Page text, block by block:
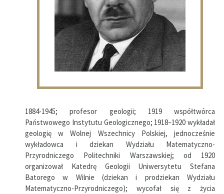
1884-1945; profesor geologii; 1919 współtwórca
Państwowego Instytutu Geologicznego; 1918–1920 wykładał
geologię w Wolnej Wszechnicy Polskiej, jednocześnie
wykładowca i dziekan Wydziału Matematyczno-
Przyrodniczego Politechniki Warszawskiej; od 1920
organizował Katedrę Geologii Uniwersytetu Stefana
Batorego w Wilnie (dziekan i prodziekan Wydziału
Matematyczno-Przyrodniczego); wycofał się z życia